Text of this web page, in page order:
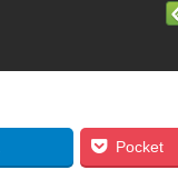
Pocket